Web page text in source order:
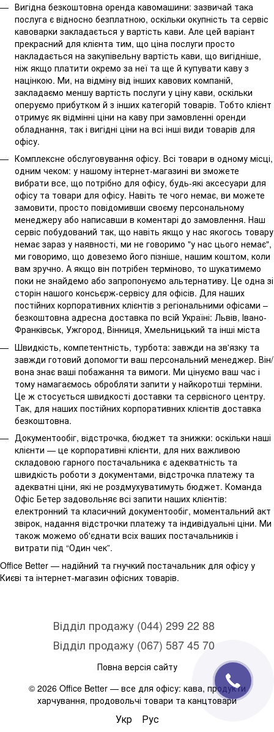
Вигідна безкоштовна оренда кавомашини: зазвичай така
послуга є відносно безплатною, оскільки окупність та сервіс
кавоварки закладається у вартість кави. Але цей варіант
прекрасний для клієнта тим, що ціна послуги просто
накладається на закупівельну вартість кави, що вигідніше,
ніж якщо платити окремо за неї та ще й купувати каву з
націнкою. Ми, на відміну від інших кавових компаній,
закладаємо меншу вартість послуги у ціну кави, оскільки
оперуємо прибутком й з інших категорій товарів. Тобто клієнт
отримує як відмінні ціни на каву при замовленні оренди
обладнання, так і вигідні ціни на всі інші види товарів для
офісу.
Комплексне обслуговування офісу. Всі товари в одному місці,
одним чеком: у нашому інтернет-магазині ви зможете
вибрати все, що потрібно для офісу, будь-які аксесуари для
офісу та товари для офісу. Навіть те чого немає, ви можете
замовити, просто повідомивши своєму персональному
менеджеру або написавши в коментарі до замовлення. Наш
сервіс побудований так, що навіть якщо у нас якогось товару
немає зараз у наявності, ми не говоримо "у нас цього немає",
ми говоримо, що довеземо його пізніше, нашим коштом, коли
вам зручно. А якщо він потрібен терміново, то шукатимемо
поки не знайдемо або запропонуємо альтернативу. Це одна зі
сторін нашого консьєрж-сервісу для офісів. Для наших
постійних корпоративних клієнтів з регіональними офісами –
безкоштовна адресна доставка по всій Україні: Львів, Івано-
Франківськ, Ужгород, Вінниця, Хмельницький та інші міста
Швидкість, компетентність, турбота: завжди на зв'язку та
завжди готовий допомогти ваш персональний менеджер. Він/
вона знає ваші побажання та вимоги. Ми цінуємо ваш час і
тому намагаємось обробляти запити у найкоротші терміни.
Це ж стосується швидкості доставки та сервісного центру.
Так, для наших постійних корпоративних клієнтів доставка
безкоштовна.
Документообіг, відстрочка, бюджет та знижки: оскільки наші
клієнти — це корпоративні клієнти, для них важливою
складовою гарного постачальника є адекватність та
швидкість роботи з документами, відстрочка платежу та
адекватні ціни, які не роздмухуватимуть бюджет. Команда
Офіс Бетер задовольняє всі запити наших клієнтів:
електронний та класичний документообіг, моментальний акт
звірок, надання відстрочки платежу та індивідуальні ціни. Ми
також можемо об'єднати всіх ваших постачальників і
витрати під “Один чек”.
Office Better — надійний та гнучкий постачальник для офісу у
Києві та інтернет-магазин офісних товарів.
Відділ продажу (044) 299 22 88
Відділ продажу (067) 587 45 70
Повна версія сайту
© 2026 Office Better — все для офісу: кава, продукти
харчування, продовольчі товари та канцтовари
Укр Рус